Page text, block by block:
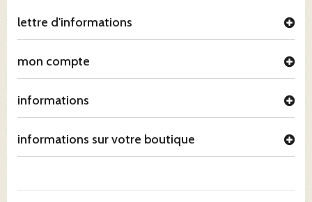
lettre d'informations
mon compte
informations
informations sur votre boutique